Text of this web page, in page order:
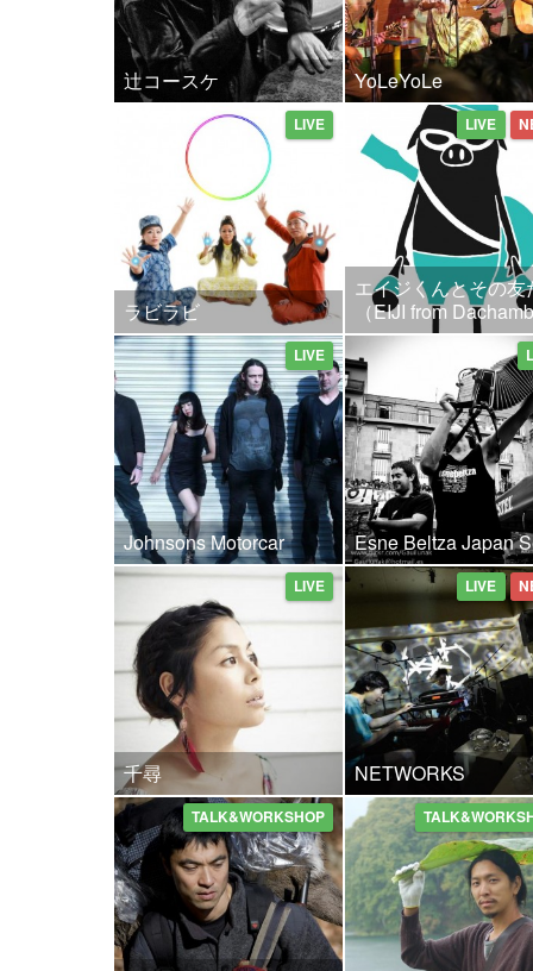
辻コースケ YoLeYoLe
ラビラビ
LIVE
エイジくんとその友
（EIJI from
LIVE
Johnsons Motorcar
LIVE
Esne Beltza Japan
千尋
LIVE
NETWORKS
LIVE
TALK&WORKSHOP